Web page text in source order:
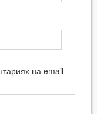
на email